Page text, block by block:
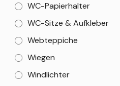
WC-Papierhalter
WC-Sitze & Aufkleber
Webteppiche
Wiegen
Windlichter